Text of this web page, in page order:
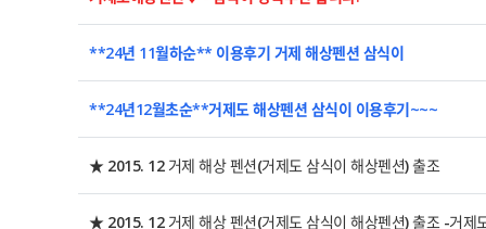
**24년 11월하순** 이용후기 거제 해상펜션 삼식이
**24년12월초순**거제도 해상펜션 삼식이 이용후기~~~
★ 2015. 12 거제 해상 펜션(거제도 삼식이 해상펜션) 출조
★ 2015. 12 거제 해상 펜션(거제도 삼식이 해상펜션) 출조 -거제